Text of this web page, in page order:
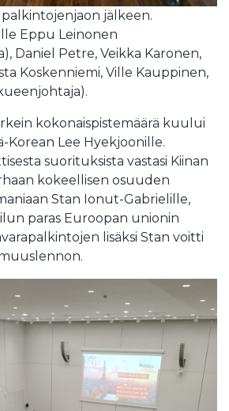
jälkeen.
Eppu Leinonen
Daniel Petre, Veikka Karonen,
Koskenniemi, Ville Kauppinen,
kokonaispistemäärä kuului
Korean Lee Hyekjoonille.
suorituksista vastasi Kiinan
kokeellisen osuuden
Stan Ionut-Gabrielille,
paras Euroopan unionin
lisäksi Stan voitti